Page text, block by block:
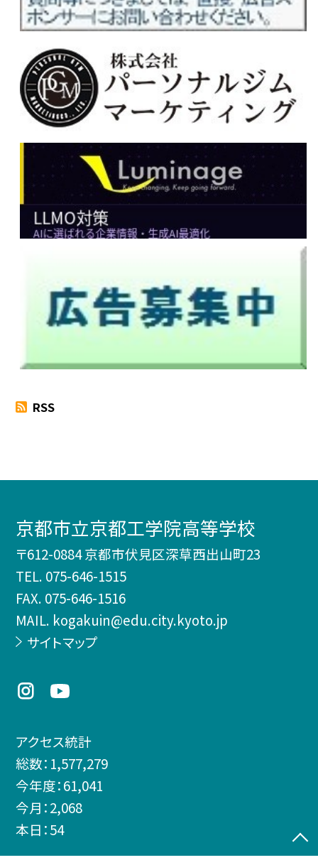
RSS
京都市立京都工学院高等学校
〒612-0884 京都市伏見区深草西出山町23
TEL. 075-646-1515
FAX. 075-646-1516
MAIL. kogakuin@edu.city.kyoto.jp
サイトマップ
アクセス統計
総数： 1,577,279
今年度：61,041
今月：2,068
本日：54